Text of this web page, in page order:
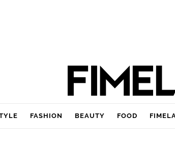
FASHION BEAUTY FOOD